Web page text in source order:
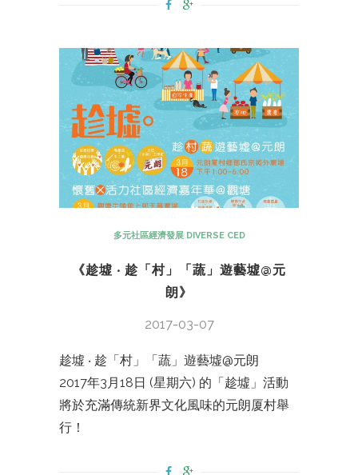
多元社區經濟發展 DIVERSE CED
《趁墟 ‧ 趁「村」「蔬」遊藝墟@元
朗》
2017-03-07
趁墟 ‧ 趁「村」「蔬」遊藝墟@元朗
2017年3月18日 (星期六) 的「趁墟」活動
將於充滿傳統新界文化風味的元朗厦村舉
行！